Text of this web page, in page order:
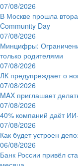
07/08/2026
В Москве прошла
Community Day
07/08/2026
Минцифры:
только родителями
07/08/2026
ЛК предупреждает о
07/08/2026
MAX приглашает
07/08/2026
40% компаний даёт
07/08/2026
Как будет устроен
06/08/2026
Банк России привёл